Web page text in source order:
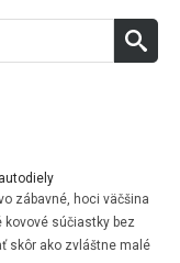
zábavné, hoci väčšina
kovové súčiastky bez
skôr ako zvláštne malé